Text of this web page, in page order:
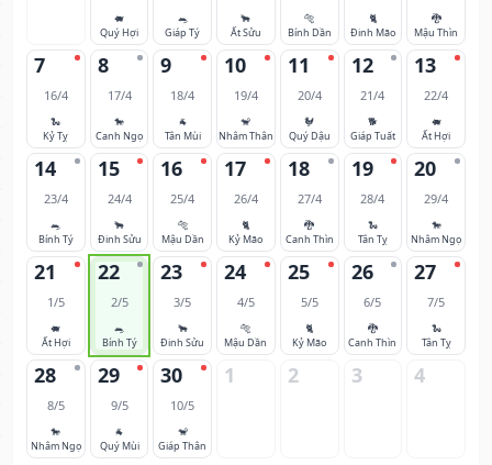
🐖
Quý Hợi
🐀
Giáp Tý
🐂
Ất Sửu
🐅
Bính Dần
🐈
Đinh Mão
🐉
Mậu Thìn
7
16/4
🐍
Kỷ Tỵ
8
17/4
🐎
Canh Ngọ
9
18/4
🐐
Tân Mùi
10
19/4
🐒
Nhâm Thân
11
20/4
🐓
Quý Dậu
12
21/4
🐕
Giáp Tuất
13
22/4
🐖
Ất Hợi
14
23/4
🐀
Bính Tý
15
24/4
🐂
Đinh Sửu
16
25/4
🐅
Mậu Dần
17
26/4
🐈
Kỷ Mão
18
27/4
🐉
Canh Thìn
19
28/4
🐍
Tân Tỵ
20
29/4
🐎
Nhâm Ngọ
21
1/5
🐖
Ất Hợi
22
2/5
🐀
Bính Tý
23
3/5
🐂
Đinh Sửu
24
4/5
🐅
Mậu Dần
25
5/5
🐈
Kỷ Mão
26
6/5
🐉
Canh Thìn
27
7/5
🐍
Tân Tỵ
28
8/5
🐎
Nhâm Ngọ
29
9/5
🐐
Quý Mùi
30
10/5
🐒
Giáp Thân
1 2 3 4